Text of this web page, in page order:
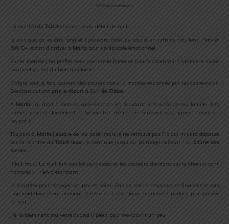
La tisane ascenseur
La montée du Taibit commence en début de nuit.
Je sais que ça va être long et éprouvant donc j’y vais à un rythme très lent. 7km et
500 D+ avant d’arriver à Marla pour un épisode émotionnel.
Sur la montée j’en profite pour prendre la fameuse tisane ascenseur ! Vraiment super
bonne et ça fait du bien au moral !
Malgré tout je fais souvent des pauses dans la montée acclamée par les coureurs du
Bourbon qui ont pris le départ à 21h de Cilaos
A Marla j’ai droit à mon épisode émotion en écoutant une vidéo de ma famille. Les
larmes coulent forcément ! (whouahh même en écrivant ces lignes, l’émotion
revient.)
Toujours à Marla j’essaye de me poser mais je ne retrouve pas Flo qui m’aura dépassé
sur la montée duTaibit donc je continue jusqu’au pointage suivant : la plaine des
merles.
Il fait froid. La nuit fait son lot de blessés et les coureurs dormant sur le chemin sont
nombreux… rien d’étonnant.
Je m’arrête pour manger un peu et boire. Pas de soucis physique et finalement pas
trop froid donc étonnamment je reste en t-shirt (avec manchons parfois) pour passer
la nuit.
J’ai évidemment ma veste quand il pleut pour me couvrir un peu.